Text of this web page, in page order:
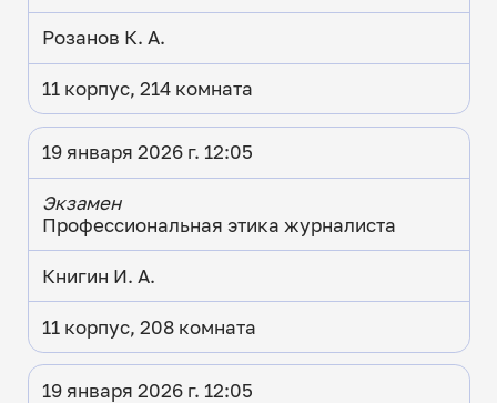
Розанов К. А.
11 корпус, 214 комната
19 января 2026 г. 12:05
Экзамен
Профессиональная этика журналиста
Книгин И. А.
11 корпус, 208 комната
19 января 2026 г. 12:05